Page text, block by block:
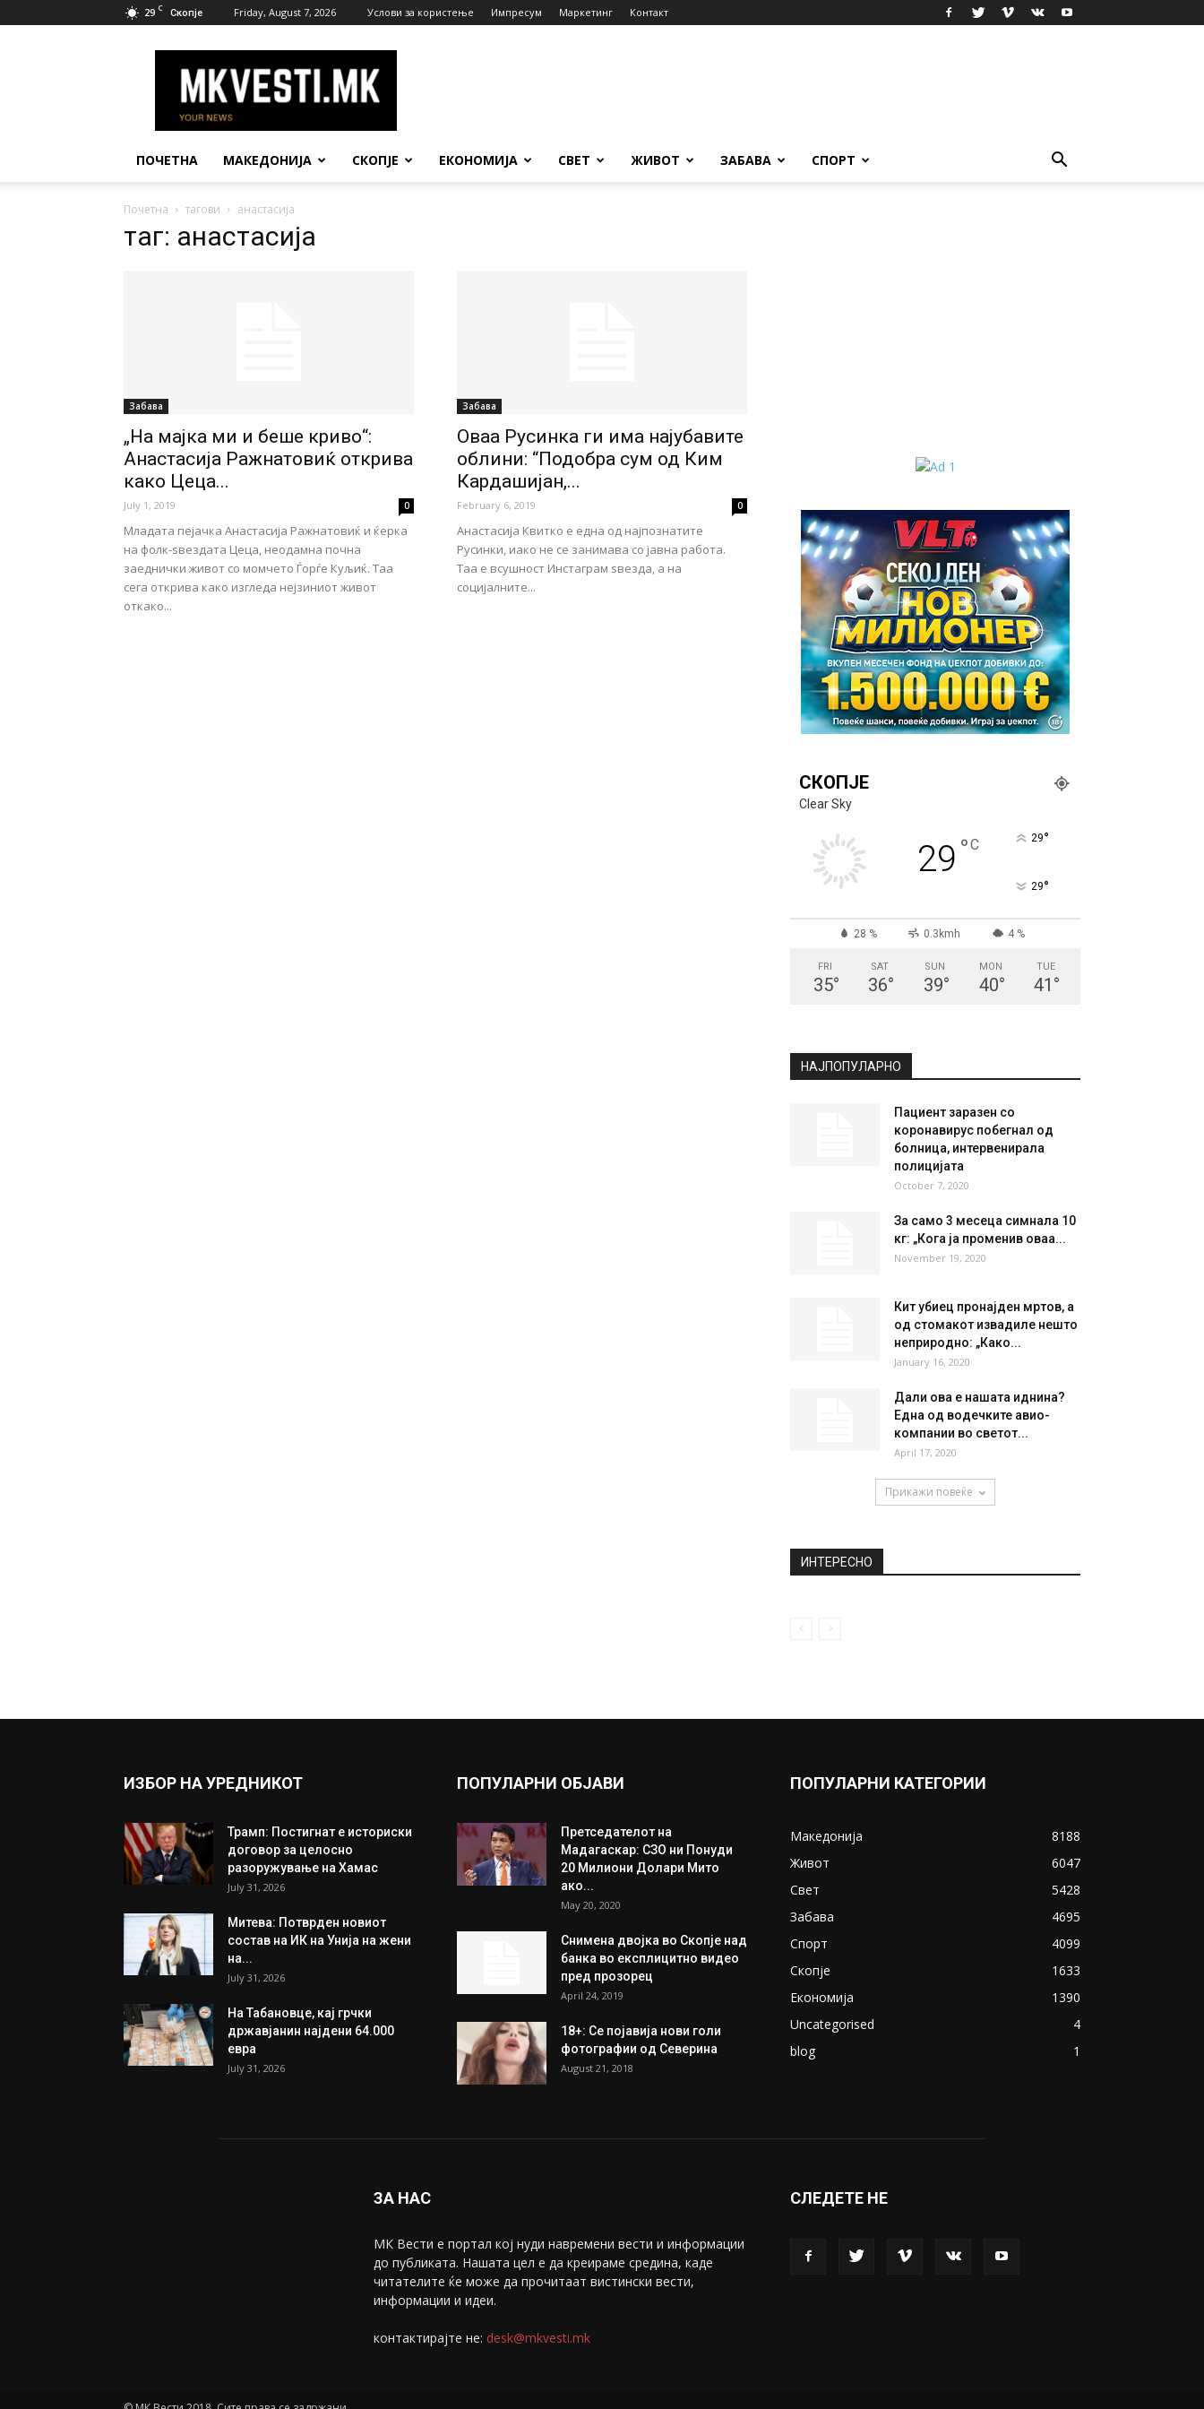
29 C Скопје Friday, August 7, 2026 Услови за користење Импресум Маркетинг Контакт
Вести
ПОЧЕТНА МАКЕДОНИЈА СКОПЈЕ ЕКОНОМИЈА СВЕТ ЖИВОТ ЗАБАВА СПОРТ
Почетна тагови анастасија
таг: анастасија
Забава
„На мајка ми и беше криво“:
Анастасија Ражнатовиќ открива
како Цеца...
July 1, 2019 0
Младата пејачка Анастасија Ражнатовиќ и ќерка
на фолк-ѕвездата Цеца, неодамна почна
заеднички живот со момчето Ѓорѓе Куљиќ. Таа
сега открива како изгледа нејзиниот живот
откако...
Забава
Оваа Русинка ги има најубавите
облини: “Подобра сум од Ким
Кардашијан,...
February 6, 2019 0
Анастасија Квитко е една од најпознатите
Русинки, иако не се занимава со јавна работа.
Таа е всушност Инстаграм ѕвезда, а на
социјалните...
СКОПЈЕ
Clear Sky
29 °C 29°
29°
28 % 0.3kmh 4 %
FRI
35°
SAT
36°
SUN
39°
MON
40°
TUE
41 °
НАЈПОПУЛАРНО
Пациент заразен со
коронавирус побегнал од
болница, интервенирала
полицијата
October 7, 2020
За само 3 месеца симнала 10
кг: „Кога ја променив оваа...
November 19, 2020
Кит убиец пронајден мртов, а
од стомакот извадиле нешто
неприродно: „Како...
January 16, 2020
Дали ова е нашата иднина?
Една од водечките авио-
компании во светот...
April 17, 2020
Прикажи повеќе
ИНТЕРЕСНО
ИЗБОР НА УРЕДНИКОТ
Трамп: Постигнат е историски
договор за целосно
разоружување на Хамас
July 31, 2026
Митева: Потврден новиот
состав на ИК на Унија на жени
на...
July 31, 2026
На Табановце, кај грчки
државјанин најдени 64.000
евра
July 31, 2026
ПОПУЛАРНИ ОБЈАВИ
Претседателот на
Мадагаскар: СЗО ни Понуди
20 Милиони Долари Мито
ако...
May 20, 2020
Снимена двојка во Скопје над
банка во експлицитно видео
пред прозорец
April 24, 2019
18+: Се појавија нови голи
фотографии од Северина
August 21, 2018
ПОПУЛАРНИ КАТЕГОРИИ
Македонија
8188
Живот
6047
Свет
5428
Забава
4695
Спорт
4099
Скопје
1633
Економија
1390
Uncategorised
4
blog
1
ЗА НАС
МК Вести е портал коj нуди навремени вести и информации
до публиката. Нашата цел е да креираме средина, каде
читателите ќе може да прочитаат вистински вести,
информации и идеи.
контактирајте не: desk@mkvesti.mk
СЛЕДЕТЕ НЕ